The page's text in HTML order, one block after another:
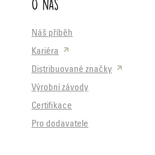
O nás
Náš příběh
Kariéra
Distribuované značky
Výrobní závody
Certifikace
Pro dodavatele